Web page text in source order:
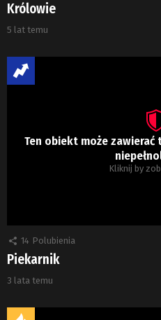
Królowie
5 lat temu
Ten obiekt może
Kliknij by
14 Polubienia
Piekarnik
3 lata temu